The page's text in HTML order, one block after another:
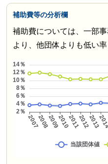
補助費等の分析欄
補助費については、一部
より、他団体よりも低い率